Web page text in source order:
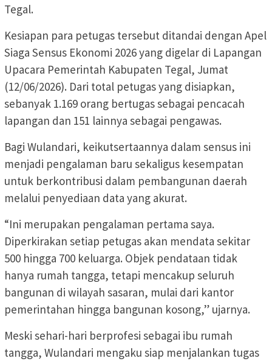
Tegal.
Kesiapan para petugas tersebut ditandai dengan Apel
Siaga Sensus Ekonomi 2026 yang digelar di Lapangan
Upacara Pemerintah Kabupaten Tegal, Jumat
(12/06/2026). Dari total petugas yang disiapkan,
sebanyak 1.169 orang bertugas sebagai pencacah
lapangan dan 151 lainnya sebagai pengawas.
Bagi Wulandari, keikutsertaannya dalam sensus ini
menjadi pengalaman baru sekaligus kesempatan
untuk berkontribusi dalam pembangunan daerah
melalui penyediaan data yang akurat.
“Ini merupakan pengalaman pertama saya.
Diperkirakan setiap petugas akan mendata sekitar
500 hingga 700 keluarga. Objek pendataan tidak
hanya rumah tangga, tetapi mencakup seluruh
bangunan di wilayah sasaran, mulai dari kantor
pemerintahan hingga bangunan kosong,” ujarnya.
Meski sehari-hari berprofesi sebagai ibu rumah
tangga, Wulandari mengaku siap menjalankan tugas